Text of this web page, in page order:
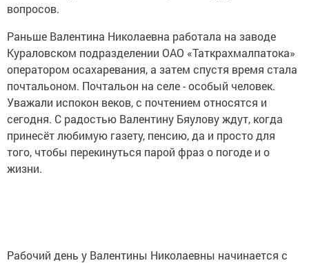
вопросов.
Раньше Валентина Николаевна работала на заводе
Кураловском подразделении ОАО «Таткрахмалпатока»
оператором осахаревания, а затем спустя время стала
почтальоном. Почтальон на селе - особый человек.
Уважали испокон веков, с почтением относятся и
сегодня. С радостью Валентину Бяулову ждут, когда
принесёт любимую газету, пенсию, да и просто для
того, чтобы перекинуться парой фраз о погоде и о
жизни.
Рабочий день у Валентины Николаевны начинается с